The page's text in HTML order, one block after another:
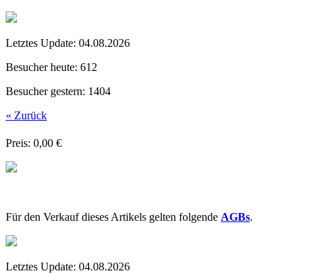
Letztes Update: 04.08.2026
Besucher heute: 612
Besucher gestern: 1404
« Zurück
Preis: 0,00 €
Für den Verkauf dieses Artikels gelten folgende AGBs.
Letztes Update: 04.08.2026